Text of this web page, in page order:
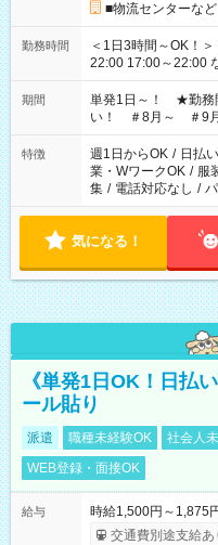
■物流センターな
勤務時間
＜1日3時間～OK！＞ ▼ 例えば… ▼ 15:00～18:00 15:00～
22:00 17:00～22:00 など こちら以外の時間もお気軽
ださい！
期間
単発1日～！ ★勤務
い！ ＃8月～ ＃9
特徴 週1日からOK / 日払
業・WワークOK / 服
集 / 電話対応なし /
気になる！
《単発1日OK！日払
ール貼り
派遣 職種未経験OK 社会人
WEB登録・面接OK
給与
時給1,500円～1,875
交通費別途支給あ